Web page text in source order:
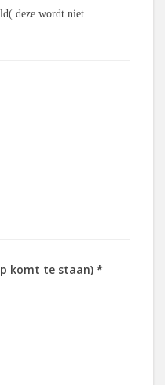
deze wordt niet
komt te staan) *